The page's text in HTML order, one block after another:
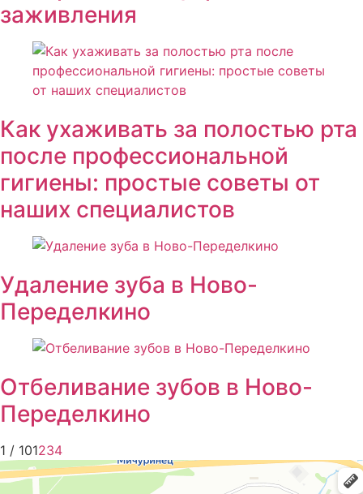
заживления
Как ухаживать за полостью рта
после профессиональной
гигиены: простые советы от
наших специалистов
Удаление зуба в Ново-
Переделкино
Отбеливание зубов в Ново-
Переделкино
1 / 101234